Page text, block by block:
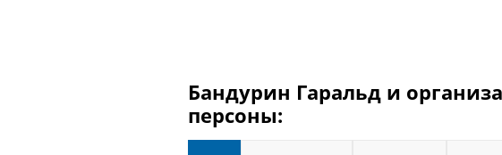
Бандурин Гаральд и
персоны: